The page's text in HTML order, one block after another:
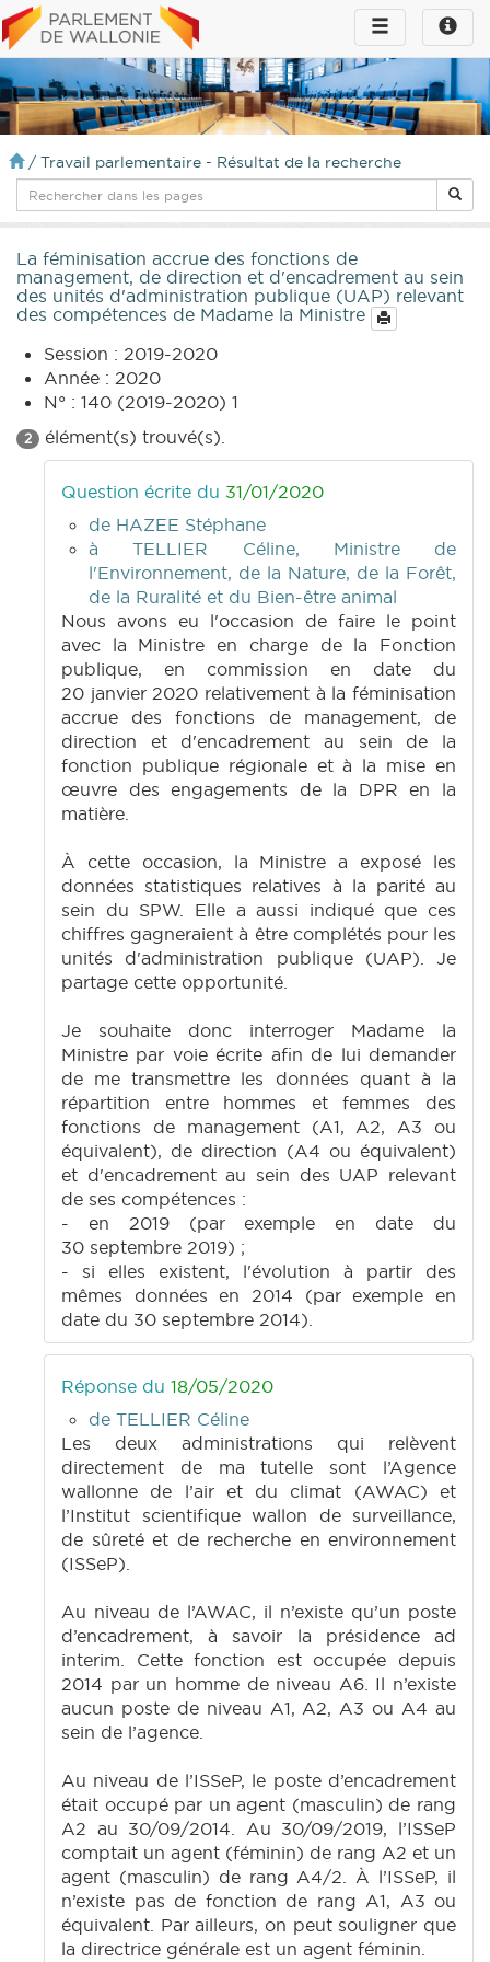
Toggle
infos
Toggle
navigation
/ Travail parlementaire - Résultat de la recherche
La féminisation accrue des fonctions de
management, de direction et d'encadrement au sein
des unités d'administration publique (UAP) relevant
des compétences de Madame la Ministre
Session : 2019-2020
Année : 2020
N° : 140 (2019-2020) 1
2 élément(s) trouvé(s).
Question écrite du 31/01/2020
de HAZEE Stéphane
à TELLIER Céline, Ministre de
l'Environnement, de la Nature, de la Forêt,
de la Ruralité et du Bien-être animal
Nous avons eu l'occasion de faire le point
avec la Ministre en charge de la Fonction
publique, en commission en date du
20 janvier 2020 relativement à la féminisation
accrue des fonctions de management, de
direction et d'encadrement au sein de la
fonction publique régionale et à la mise en
œuvre des engagements de la DPR en la
matière.
À cette occasion, la Ministre a exposé les
données statistiques relatives à la parité au
sein du SPW. Elle a aussi indiqué que ces
chiffres gagneraient à être complétés pour les
unités d'administration publique (UAP). Je
partage cette opportunité.
Je souhaite donc interroger Madame la
Ministre par voie écrite afin de lui demander
de me transmettre les données quant à la
répartition entre hommes et femmes des
fonctions de management (A1, A2, A3 ou
équivalent), de direction (A4 ou équivalent)
et d'encadrement au sein des UAP relevant
de ses compétences :
- en 2019 (par exemple en date du
30 septembre 2019) ;
- si elles existent, l'évolution à partir des
mêmes données en 2014 (par exemple en
date du 30 septembre 2014).
Réponse du 18/05/2020
de TELLIER Céline
Les deux administrations qui relèvent
directement de ma tutelle sont l’Agence
wallonne de l’air et du climat (AWAC) et
l’Institut scientifique wallon de surveillance,
de sûreté et de recherche en environnement
(ISSeP).
Au niveau de l’AWAC, il n’existe qu’un poste
d’encadrement, à savoir la présidence ad
interim. Cette fonction est occupée depuis
2014 par un homme de niveau A6. Il n’existe
aucun poste de niveau A1, A2, A3 ou A4 au
sein de l’agence.
Au niveau de l’ISSeP, le poste d’encadrement
était occupé par un agent (masculin) de rang
A2 au 30/09/2014. Au 30/09/2019, l’ISSeP
comptait un agent (féminin) de rang A2 et un
agent (masculin) de rang A4/2. À l’ISSeP, il
n’existe pas de fonction de rang A1, A3 ou
équivalent. Par ailleurs, on peut souligner que
la directrice générale est un agent féminin.